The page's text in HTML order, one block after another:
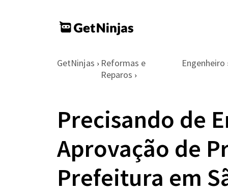
GetNinjas › Reformas e
Reparos ›
Engenheiro
Precisando de
Aprovação de
Prefeitura em